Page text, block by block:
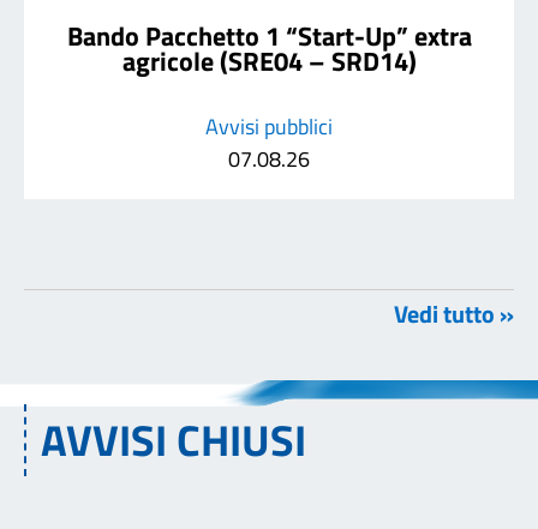
Bando Pacchetto 1 “Start-Up” extra
agricole (SRE04 – SRD14)
Avvisi pubblici
07.08.26
Vedi tutto »
AVVISI CHIUSI